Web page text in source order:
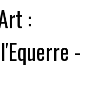
:
-